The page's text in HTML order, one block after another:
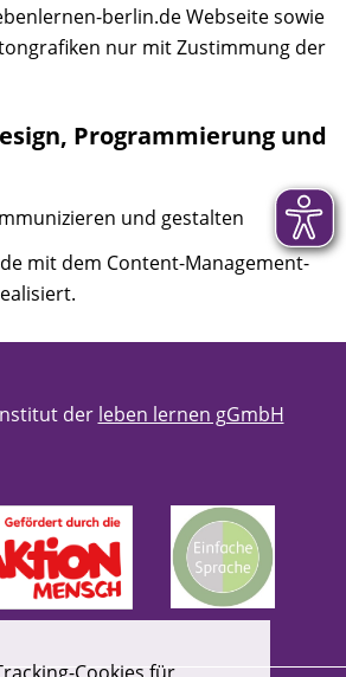
berlin.de Webseite sowie
nur mit Zustimmung der
Programmierung und
und gestalten
mit dem Content-Management-
der leben lernen gGmbH